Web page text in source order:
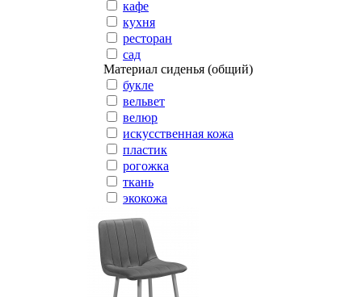
кафе
кухня
ресторан
сад
Материал сиденья (общий)
букле
вельвет
велюр
искусственная кожа
пластик
рогожка
ткань
экокожа